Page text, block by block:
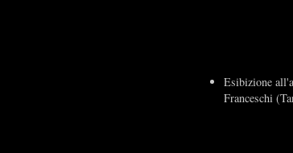
Esibizione
Franceschi